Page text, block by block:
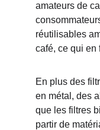
amateurs de
réutilisables
café, ce qui en
En plus des
en métal, des
que les filtres
partir de